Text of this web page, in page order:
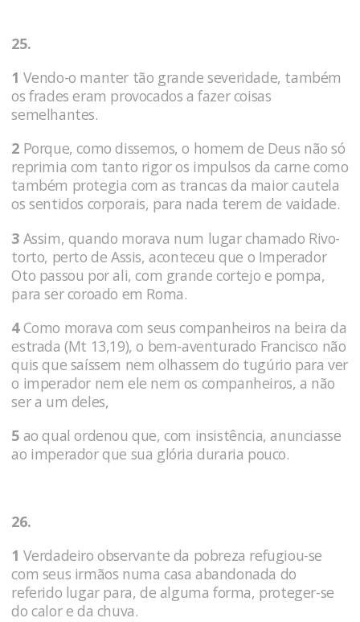
25.
1 Vendo-o manter tão grande severidade, também
os frades eram provocados a fazer coisas
semelhantes.
2 Porque, como dissemos, o homem de Deus não só
reprimia com tanto rigor os impulsos da carne como
também protegia com as trancas da maior cautela
os sentidos corporais, para nada terem de vaidade.
3 Assim, quando morava num lugar chamado Rivo­
torto, perto de Assis, aconteceu que o Imperador
Oto passou por ali, com grande cortejo e pompa,
para ser coroado em Roma.
4Como morava com seus companheiros na beira da
estrada (Mt 13,19), o bem-aventurado Francisco não
quis que saíssem nem olhassem do tugúrio para ver
o imperador nem ele nem os companheiros, a não
ser a um deles,
5 ao qual ordenou que, com insistência, anunciasse
ao imperador que sua glória duraria pouco.
26.
1 Verdadeiro observante da pobreza refugiou-se
com seus irmãos numa casa abandonada do
referido lugar para, de alguma forma, proteger-se
do calor e da chuva.